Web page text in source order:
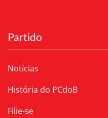
Partido
Notícias
História do PCdoB
Filie-se